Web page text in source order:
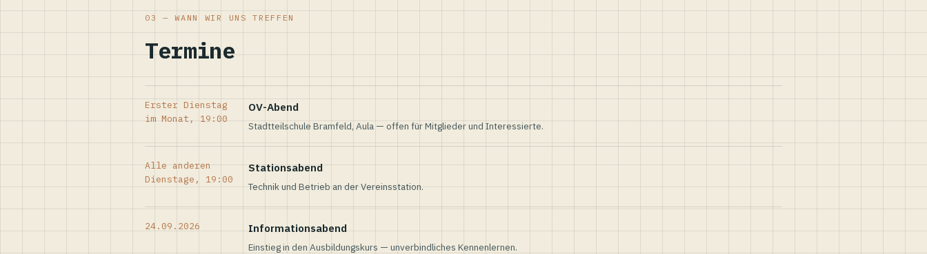
03 — WANN WIR UNS TREFFEN
Termine
Erster Dienstag
im Monat, 19:00
OV-Abend
Stadtteilschule Bramfeld, Aula — offen für Mitglieder und Interessierte.
Alle anderen
Dienstage, 19:00
Stationsabend
Technik und Betrieb an der Vereinsstation.
24.09.2026 Informationsabend
Einstieg in den Ausbildungskurs — unverbindliches Kennenlernen.